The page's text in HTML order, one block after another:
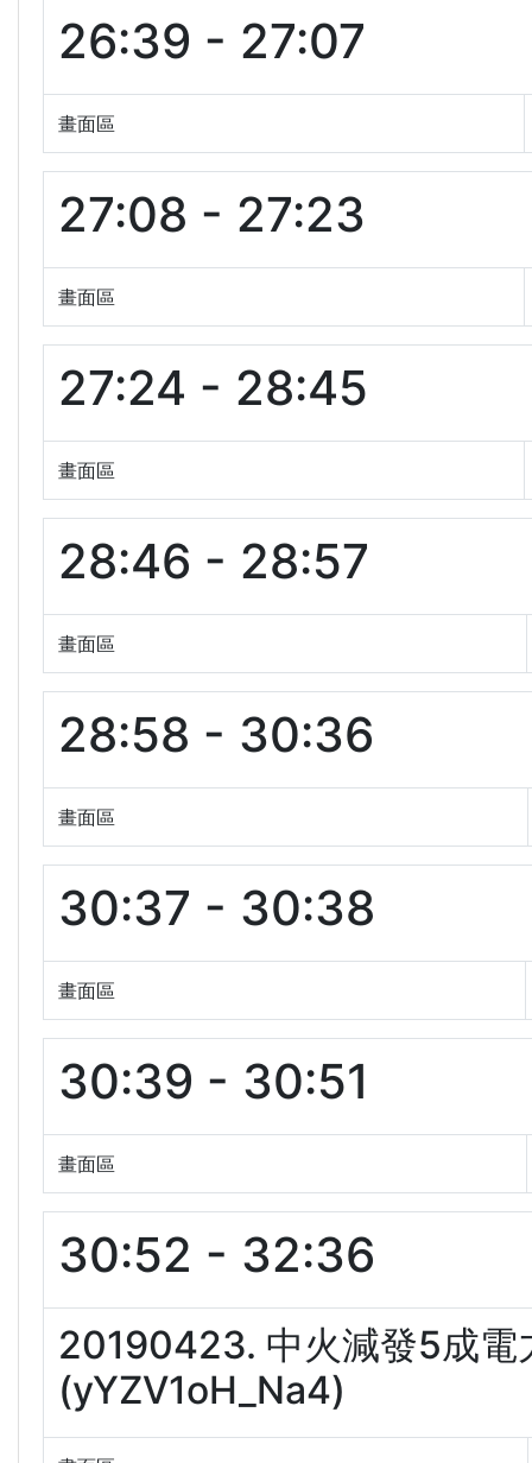
26:39 - 27:07
畫面區
27:08 - 27:23
畫面區
27:24 - 28:45
畫面區
28:46 - 28:57
畫面區
28:58 - 30:36
畫面區
30:37 - 30:38
畫面區
30:39 - 30:51
畫面區
30:52 - 32:36
20190423. 中火減發5成電
(yYZV1oH_Na4)